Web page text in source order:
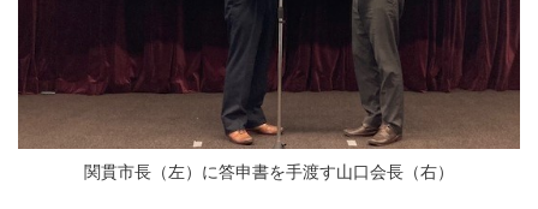
関貫市長（左）に答申書を手渡す山口会長（右）